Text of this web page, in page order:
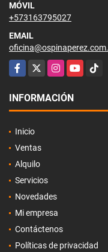
MÓVIL
+573163795027
EMAIL
Facebook
X InstagramYouTubeTikTok
INFORMACIÓN
Inicio
Ventas
Alquilo
Servicios
Novedades
Mi empresa
Contáctenos
Políticas de privacidad